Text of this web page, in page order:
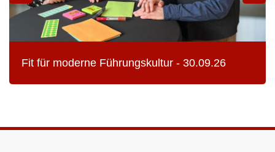
Fit für moderne Führungskultur - 30.09.26